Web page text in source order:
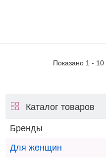
Показано 1 - 10
Каталог товаров
Бренды
Для женщин